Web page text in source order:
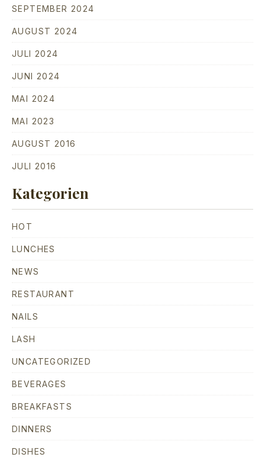
SEPTEMBER 2024
AUGUST 2024
JULI 2024
JUNI 2024
MAI 2024
MAI 2023
AUGUST 2016
JULI 2016
Kategorien
HOT
LUNCHES
NEWS
RESTAURANT
NAILS
LASH
UNCATEGORIZED
BEVERAGES
BREAKFASTS
DINNERS
DISHES